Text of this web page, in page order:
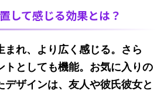
して感じる効果とは？
まれ、より広く感じる。さら
ト としても機能。お気に入りの
デザインは、友人や彼氏彼女と